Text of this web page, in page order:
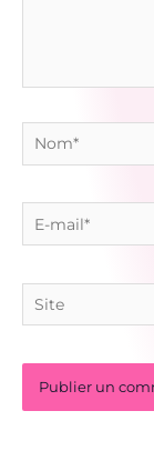
Nom*
E-
mail*
Site